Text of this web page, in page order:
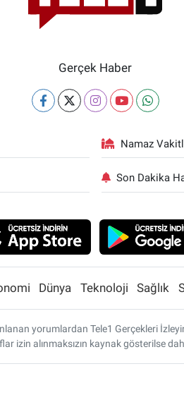
Gerçek Haber
Namaz
Son Dakika
Dünya Teknoloji Sağlık
yorumlardan Tele1 Gerçekleri
izin alınmaksızın kaynak gösterilse